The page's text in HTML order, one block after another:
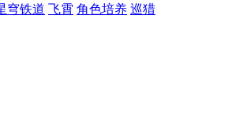
穹铁道 飞霄 角色培养 巡猎